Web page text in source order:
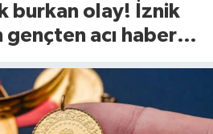
burkan olay! İznik
gençten acı haber